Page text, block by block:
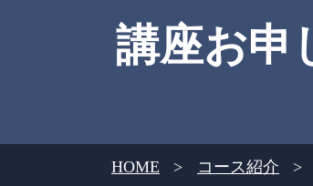
講座お申
HOME コース紹介